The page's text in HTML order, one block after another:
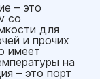
– это
со
для
и прочих
имеет
на
– это порт